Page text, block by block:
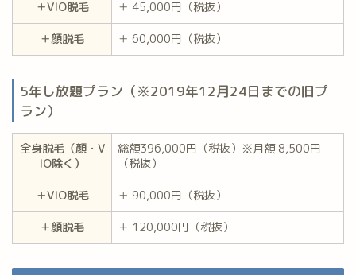
＋VIO脱毛
＋ 45,000円（税抜）
＋顔脱毛
＋ 60,000円（税抜）
5年し放題プラン（※2019年12月24日までの旧プ
ラン）
全身脱毛（顔・V
IO除く）
総額396,000円（税抜）※月額 8,500円
（税抜）
＋VIO脱毛
＋ 90,000円（税抜）
＋顔脱毛
＋ 120,000円（税抜）